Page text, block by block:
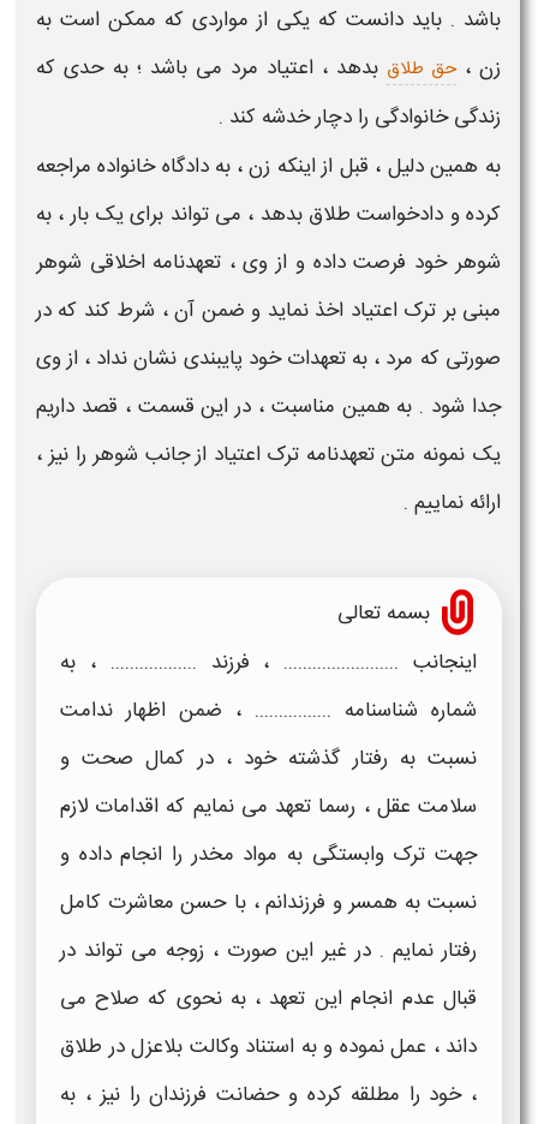
باشد . باید دانست که یکی از مواردی که ممکن است به
زن ،حق طلاق بدهد ، اعتیاد مرد می باشد ؛ به حدی که
زندگی خانوادگی را دچار خدشه کند .
به همین دلیل ، قبل از اینکه زن، به دادگاه خانواده مراجعه
کرده و دادخواست طلاق بدهد ، می تواند برای یک بار ، به
شوهرخود فرصت داده و از وی ، تعهدنامه اخلاقی شوهر
مبنی بر ترک اعتیاد اخذ نماید و ضمن آن ، شرط کند که در
صورتی که مرد ، به تعهدات خود پایبندی نشان نداد ، از وی
جدا شود . به همین مناسبت ، در این قسمت ، قصد داریم
یک نمونه متن تعهدنامه ترک اعتیاد از جانب شوهر را نیز ،
ارائه نماییم .
بسمه تعالی
اینجانب ........................ ، فرزند .................. ، به
شماره شناسنامه ................ ، ضمن اظهار ندامت
نسبت به رفتار گذشته خود ، در کمال صحت و
سلامت عقل ، رسما تعهد می نمایم که اقدامات لازم
جهت ترک وابستگی به مواد مخدر را انجام داده و
نسبت به همسر و فرزندانم ، با حسن معاشرت کامل
رفتار نمایم . در غیر این صورت ، زوجه می تواند در
قبال عدم انجام این تعهد ، به نحوی که صلاح می
داند ، عمل نموده و به استناد وکالت بلاعزل در طلاق
، خود را مطلقه کرده و حضانت فرزندان را نیز ، به